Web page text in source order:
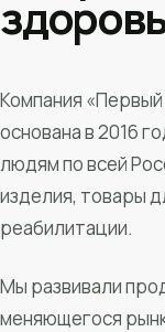
Компания
основана в 2016
людям по всей
изделия, товары
реабилитации.
Мы развивали
меняющегося